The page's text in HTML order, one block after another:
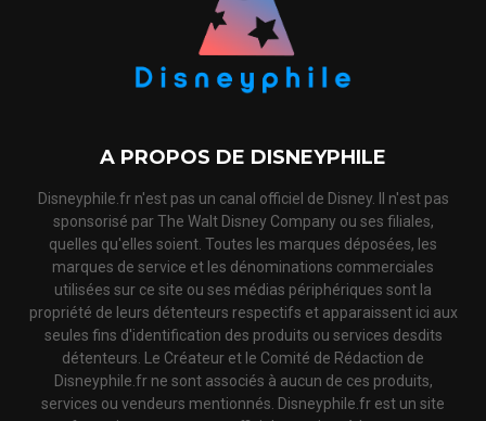
A PROPOS DE DISNEYPHILE
Disneyphile.fr n'est pas un canal officiel de Disney. Il n'est pas
sponsorisé par The Walt Disney Company ou ses filiales,
quelles qu'elles soient. Toutes les marques déposées, les
marques de service et les dénominations commerciales
utilisées sur ce site ou ses médias périphériques sont la
propriété de leurs détenteurs respectifs et apparaissent ici aux
seules fins d'identification des produits ou services desdits
détenteurs. Le Créateur et le Comité de Rédaction de
Disneyphile.fr ne sont associés à aucun de ces produits,
services ou vendeurs mentionnés. Disneyphile.fr est un site